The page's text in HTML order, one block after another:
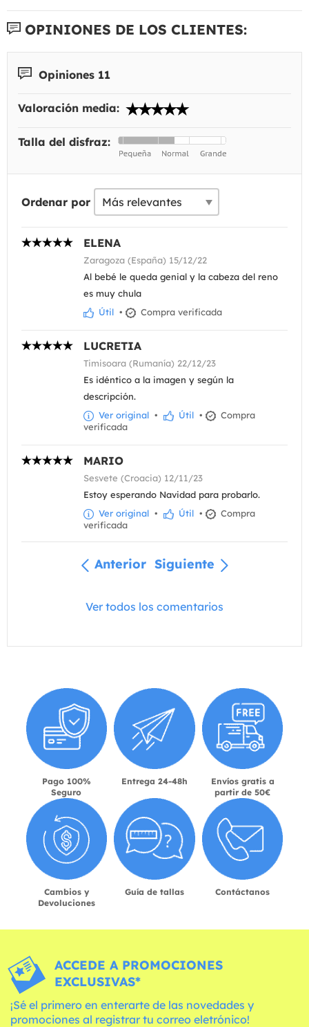
OPINIONES DE LOS CLIENTES:
Opiniones 11
Valoración media:
Talla del disfraz:
Ordenar por
ELENA
Zaragoza (España) 15/12/22
Al bebé le queda genial y la cabeza del reno
es muy chula
Útil • Compra verificada
LUCRETIA
Timisoara (Rumanía) 22/12/23
Es idéntico a la imagen y según la
descripción.
Ver original • Útil •
Compra
verificada
MARIO
Sesvete (Croacia) 12/11/23
Estoy esperando Navidad para probarlo.
Ver original • Útil •
Compra
verificada
Anterior Siguiente
Ver todos los comentarios
Pago 100%
Seguro
Entrega 24-48h
Envíos gratis a
partir de 50€
Cambios y
Devoluciones
Guía de tallas Contáctanos
ACCEDE A PROMOCIONES
EXCLUSIVAS*
¡Sé el primero en enterarte de las novedades y
promociones al registrar tu correo eletrónico!